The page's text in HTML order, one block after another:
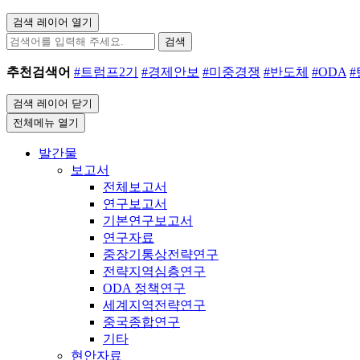
검색 레이어 열기
검색
추천검색어 #트럼프2기 #경제안보 #미중경쟁 #반도체 #ODA #
검색 레이어 닫기
전체메뉴 열기
발간물
보고서
전체보고서
연구보고서
기본연구보고서
연구자료
중장기통상전략연구
전략지역심층연구
ODA 정책연구
세계지역전략연구
중국종합연구
기타
현안자료